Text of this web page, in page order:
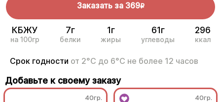
Заказать за 369R
КБЖУ
на 100гр
7г
белки
1г
жиры
61г
углеводы
296
ккал
Срок годности от 2°С до 6°С не более 12 часов
Добавьте к своему заказу
40гр. 40гр.